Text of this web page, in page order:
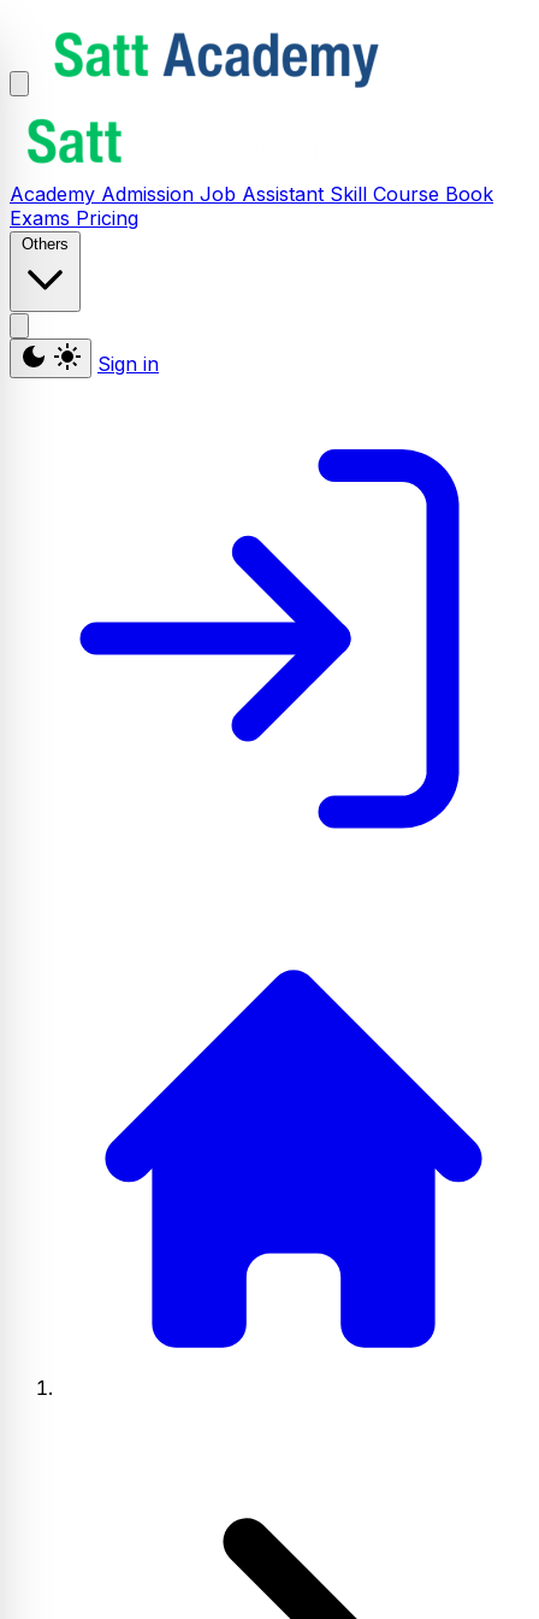
Academy Admission Job Assistant Skill Course Book
Exams Pricing
Others
Sign in